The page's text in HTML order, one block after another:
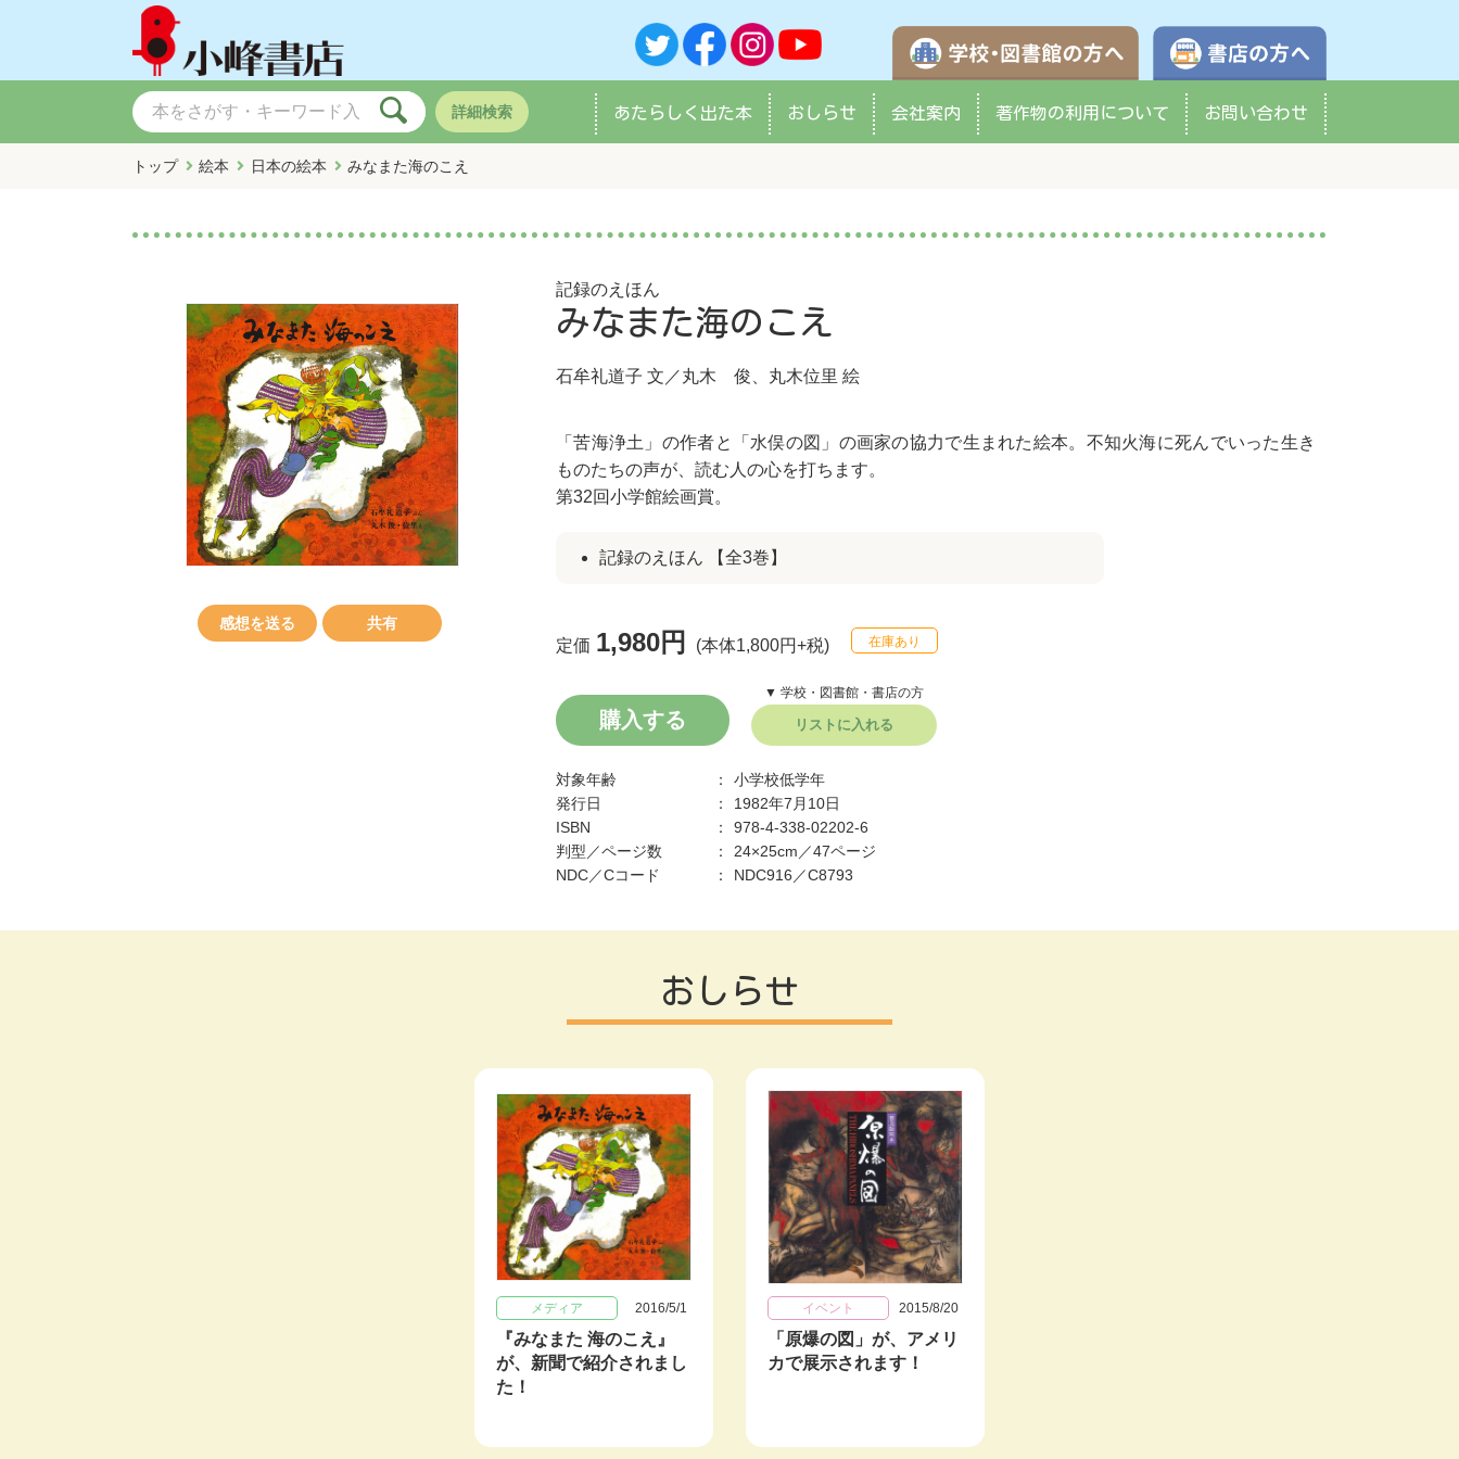
学校・図書館の方へ
詳細検索 あたらしく 出た本 おしらせ 会社案内 著作物の利用について お問い合わせ
トップ 絵本 日本の絵本 みなまた海のこえ
感想を送る 共有
記録のえほん
みなまた海のこえ
石牟礼道子 文／丸木 俊 丸木位里 絵
「苦海浄土」の作者と「水俣の図」の画家の協力で生まれた絵本。不知火海に死んでいった生き
ものたちの声が、読む人の心を打ちます。
第32回小学館絵画賞。
記録のえほん 【全3巻】
定価 1,980円 (本体1,800円+税) 在庫あり
購入する
▼ 学校・図書館・書店の方
リストに入れる
対象年齢
小学校低学年
発行日
1982年7月10日
ISBN
978-4-338-02202-6
判型／ページ数
24×25cm／47ページ
NDC／Cコード
NDC916／C8793
おしらせ
メディア 2016/5/1
『みなまた 海のこえ』
が、新聞で紹介されまし
た！
イベント 2015/8/20
「原爆の図」が、アメリ
カで展示されます！